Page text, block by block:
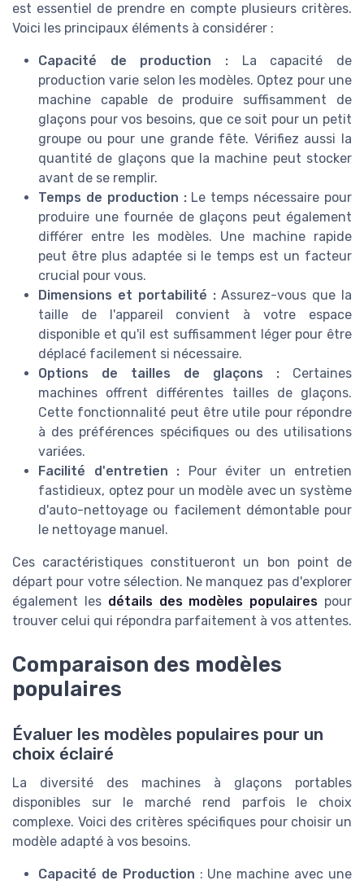
est essentiel de prendre en compte plusieurs critères.
Voici les principaux éléments à considérer :
Capacité de production : La capacité de
production varie selon les modèles. Optez pour une
machine capable de produire suffisamment de
glaçons pour vos besoins, que ce soit pour un petit
groupe ou pour une grande fête. Vérifiez aussi la
quantité de glaçons que la machine peut stocker
avant de se remplir.
Temps de production :Le temps nécessaire pour
produire une fournée de glaçons peut également
différer entre les modèles. Une machine rapide
peut être plus adaptée si le temps est un facteur
crucial pour vous.
Dimensions et portabilité :Assurez-vous que la
taille de l'appareil convient à votre espace
disponible et qu'il est suffisamment léger pour être
déplacé facilement si nécessaire.
Options de tailles de glaçons : Certaines
machines offrent différentes tailles de glaçons.
Cette fonctionnalité peut être utile pour répondre
à des préférences spécifiques ou des utilisations
variées.
Facilité d'entretien : Pour éviter un entretien
fastidieux, optez pour un modèle avec un système
d'auto-nettoyage ou facilement démontable pour
le nettoyage manuel.
Ces caractéristiques constitueront un bon point de
départ pour votre sélection. Ne manquez pas d'explorer
également les détails des modèles populaires pour
trouver celui qui répondra parfaitement à vos attentes.
Comparaison des modèles
populaires
Évaluer les modèles populaires pour un
choix éclairé
La diversité des machines à glaçons portables
disponibles sur le marché rend parfois le choix
complexe. Voici des critères spécifiques pour choisir un
modèle adapté à vos besoins.
Capacité de Production : Une machine avec une